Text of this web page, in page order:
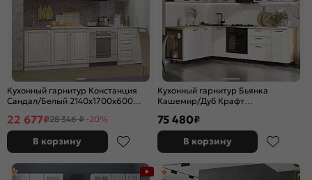
Кухонный гарнитур Констанция
Сандал/Белый 2140x1700x600
22 677₽28 346 ₽ -20%
В корзину
Кухонный гарнитур Бьянка
Кашемир/Дуб Крафт
75 480₽
В корзину